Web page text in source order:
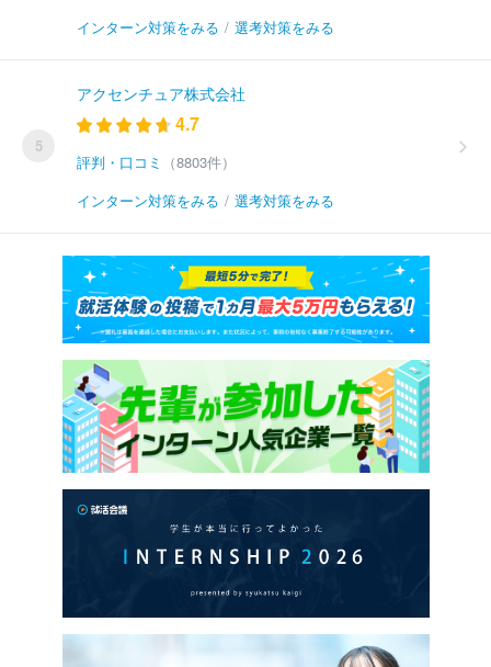
インターン対策をみる / 選考対策をみる
5
アクセンチュア株式会社
4.7
評判・口コミ
（8803件）
インターン対策をみる / 選考対策をみる